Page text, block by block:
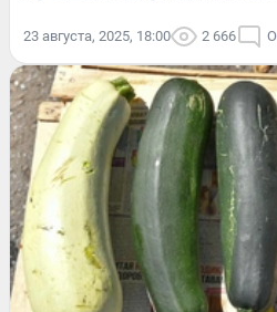
23 августа, 2025, 18:00 2 666